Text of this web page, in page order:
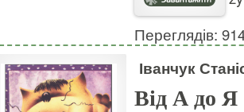
Переглядів:
Іванчук
Від А до Я